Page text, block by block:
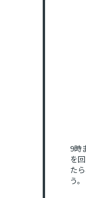
9時
を
た
う。